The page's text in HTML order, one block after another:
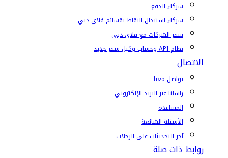
شركاء الدفع
شركاء استبدال النقاط بقسائم فلاي دبي
سفر الشركات مع فلاي دبي
نظام API وحساب وكيل سفر جديد
الاتصال
تواصل معنا
راسلنا عبر البريد الإلكتروني
المساعدة
الأسئلة الشائعة
آخر التحديثات على الرحلات
روابط ذات صلة